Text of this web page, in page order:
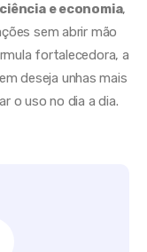
e economia,
sem abrir mão
fortalecedora, a
deseja unhas mais
o uso no dia a dia.